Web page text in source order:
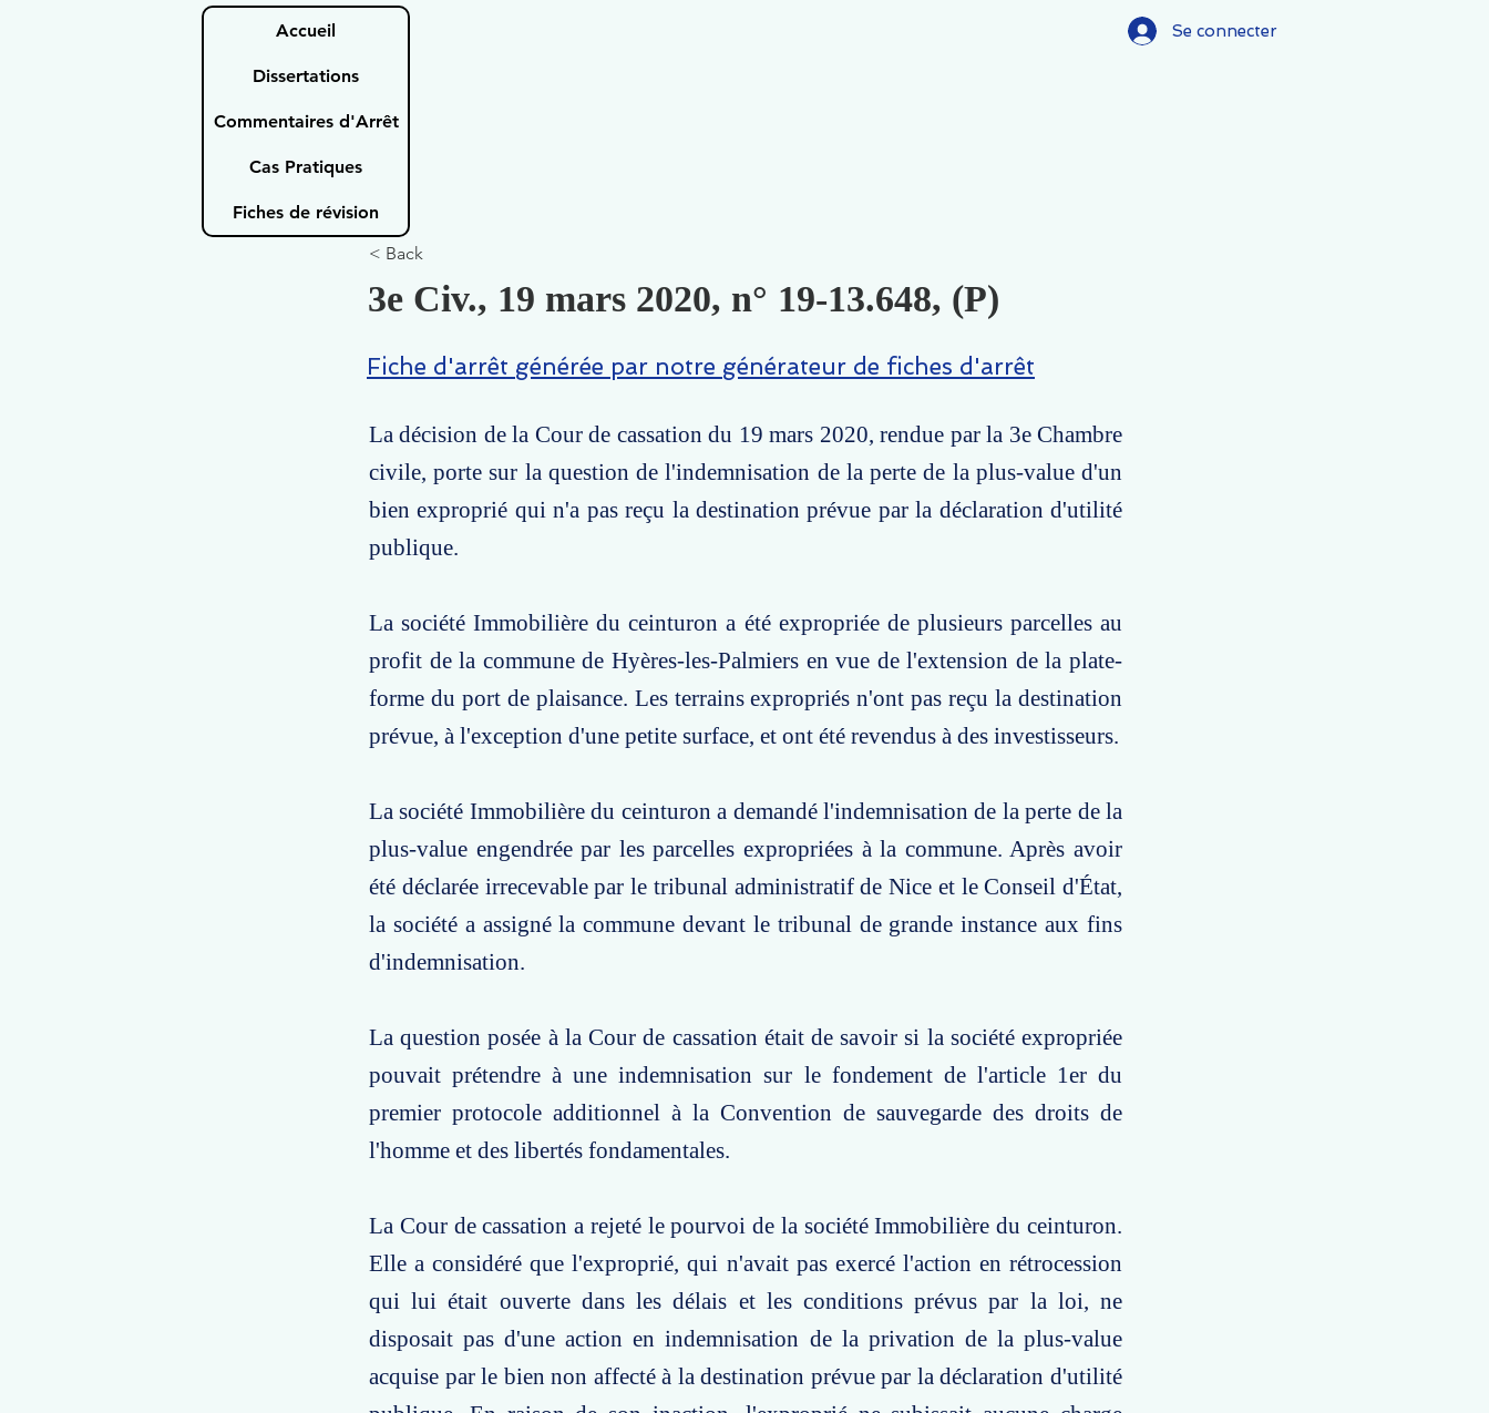
Accueil
Dissertations
Commentaires d'Arrêt
Cas Pratiques
Fiches de révision
Se connecter
< Back
3e Civ., 19 mars 2020, n° 19-13.648, (P)
Fiche d'arrêt générée par notre générateur de fiches d'arrêt
La décision de la Cour de cassation du 19 mars 2020, rendue par la 3e Chambre
civile, porte sur la question de l'indemnisation de la perte de la plus-value d'un
bien exproprié qui n'a pas reçu la destination prévue par la déclaration d'utilité
publique.
La société Immobilière du ceinturon a été expropriée de plusieurs parcelles au
profit de la commune de Hyères-les-Palmiers en vue de l'extension de la plate-
forme du port de plaisance. Les terrains expropriés n'ont pas reçu la destination
prévue, à l'exception d'une petite surface, et ont été revendus à des investisseurs.
La société Immobilière du ceinturon a demandé l'indemnisation de la perte de la
plus-value engendrée par les parcelles expropriées à la commune. Après avoir
été déclarée irrecevable par le tribunal administratif de Nice et le Conseil d'État,
la société a assigné la commune devant le tribunal de grande instance aux fins
d'indemnisation.
La question posée à la Cour de cassation était de savoir si la société expropriée
pouvait prétendre à une indemnisation sur le fondement de l'article 1er du
premier protocole additionnel à la Convention de sauvegarde des droits de
l'homme et des libertés fondamentales.
La Cour de cassation a rejeté le pourvoi de la société Immobilière du ceinturon.
Elle a considéré que l'exproprié, qui n'avait pas exercé l'action en rétrocession
qui lui était ouverte dans les délais et les conditions prévus par la loi, ne
disposait pas d'une action en indemnisation de la privation de la plus-value
acquise par le bien non affecté à la destination prévue par la déclaration d'utilité